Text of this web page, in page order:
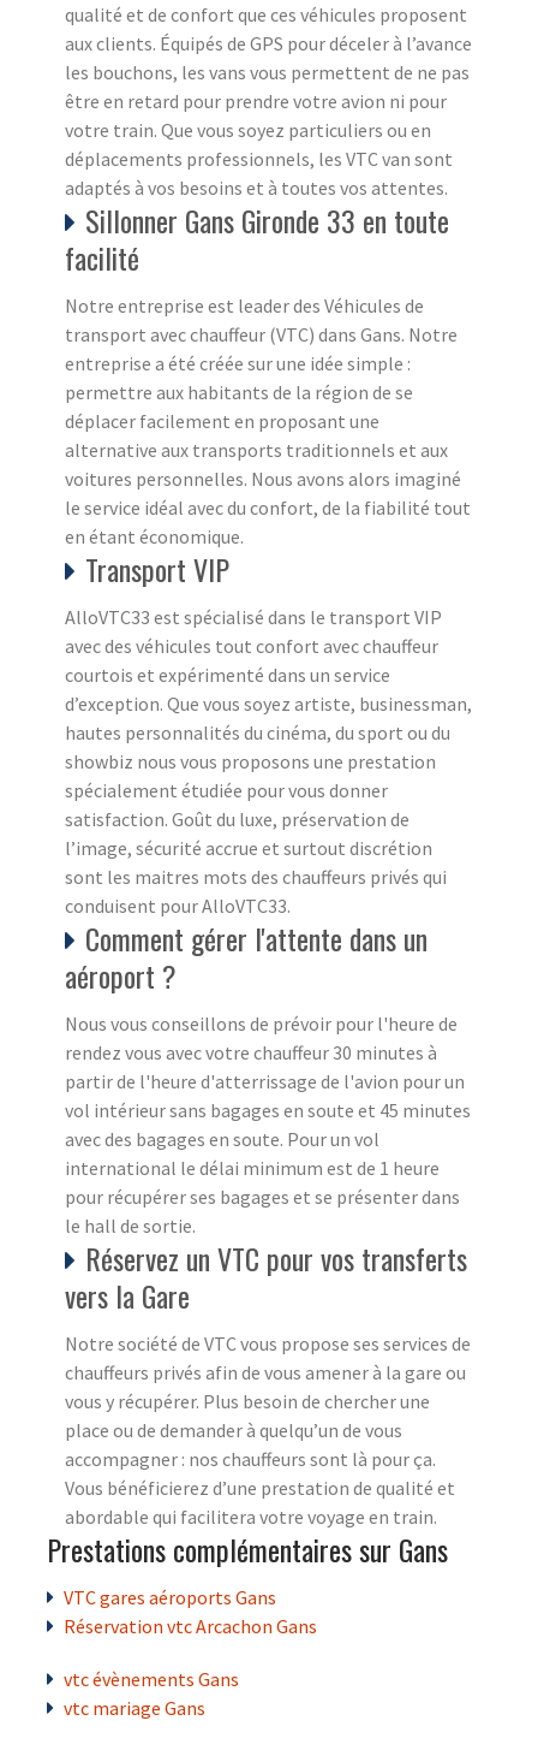
qualité et de confort que ces véhicules proposent
aux clients. Équipés de GPS pour déceler à l’avance
les bouchons, les vans vous permettent de ne pas
être en retard pour prendre votre avion ni pour
votre train. Que vous soyez particuliers ou en
déplacements professionnels, les VTC van sont
adaptés à vos besoins et à toutes vos attentes.
Sillonner Gans Gironde 33 en toute
facilité
Notre entreprise est leader des Véhicules de
transport avec chauffeur (VTC) dans Gans. Notre
entreprise a été créée sur une idée simple :
permettre aux habitants de la région de se
déplacer facilement en proposant une
alternative aux transports traditionnels et aux
voitures personnelles. Nous avons alors imaginé
le service idéal avec du confort, de la fiabilité tout
en étant économique.
Transport VIP
AlloVTC33 est spécialisé dans le transport VIP
avec des véhicules tout confort avec chauffeur
courtois et expérimenté dans un service
d’exception. Que vous soyez artiste, businessman,
hautes personnalités du cinéma, du sport ou du
showbiz nous vous proposons une prestation
spécialement étudiée pour vous donner
satisfaction. Goût du luxe, préservation de
l’image, sécurité accrue et surtout discrétion
sont les maitres mots des chauffeurs privés qui
conduisent pour AlloVTC33.
Comment gérer l'attente dans un
aéroport ?
Nous vous conseillons de prévoir pour l'heure de
rendez vous avec votre chauffeur 30 minutes à
partir de l'heure d'atterrissage de l'avion pour un
vol intérieur sans bagages en soute et 45 minutes
avec des bagages en soute. Pour un vol
international le délai minimum est de 1 heure
pour récupérer ses bagages et se présenter dans
le hall de sortie.
Réservez un VTC pour vos transferts
vers la Gare
Notre société de VTC vous propose ses services de
chauffeurs privés afin de vous amener à la gare ou
vous y récupérer. Plus besoin de chercher une
place ou de demander à quelqu’un de vous
accompagner : nos chauffeurs sont là pour ça.
Vous bénéficierez d’une prestation de qualité et
abordable qui facilitera votre voyage en train.
Prestations complémentaires sur Gans
VTC gares aéroports Gans
Réservation vtc Arcachon Gans
vtc évènements Gans
vtc mariage Gans